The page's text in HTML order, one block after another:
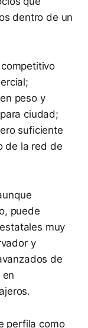
dentro de un
peso y
ciudad;
suficiente
de la red de
puede
muy
y
de
perfila como